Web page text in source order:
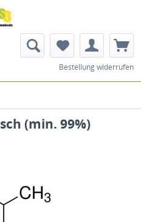
Bestellung widerrufen
(min. 99%)